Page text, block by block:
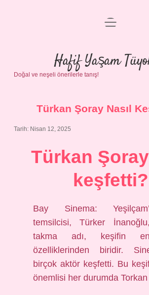
Anasayfa
Gizlilik Politikası
Yasal Uyarı
menüyü
Hafif Yaşam
Doğal ve neşeli önerilerle tanış!
Türkan Şoray Nasıl
Tarih: Nisan 12, 2025
Türkan
keşfetti?
Bay Sinema:
temsilcisi, Türker
takma adı, keşifin
özelliklerinden biridir.
birçok aktör keşfetti. Bu
önemlisi her durumda Torkan